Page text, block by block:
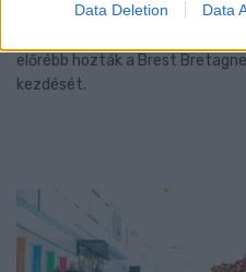
Data Deletion Data
előrébb hozták a Brest
kezdését.